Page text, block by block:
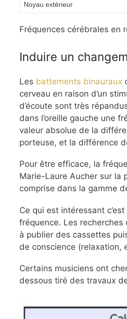
Noyau extérieur
Fréquences cérébrales en
Induire un
Les battements binauraux
cerveau en raison d’un
d’écoute sont très
dans l’oreille gauche une
valeur absolue de la
porteuse, et la différence
Pour être efficace, la
Marie-Laure Aucher sur la
comprise dans la gamme
Ce qui est intéressant
fréquence. Les recherches
à publier des cassettes
de conscience (relaxation,
Certains musiciens ont
dessous tiré des travaux